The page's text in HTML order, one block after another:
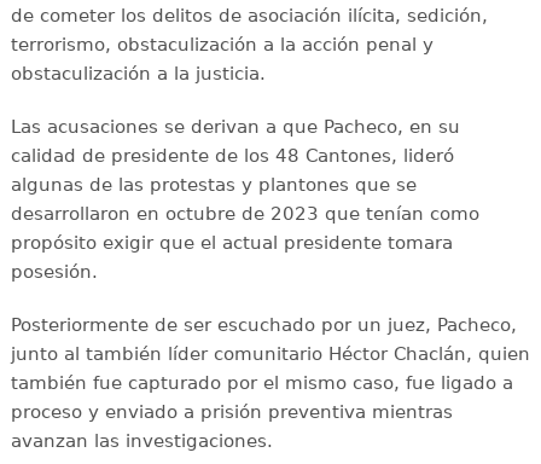
de cometer los delitos de asociación ilícita, sedición,
terrorismo, obstaculización a la acción penal y
obstaculización a la justicia.
Las acusaciones se derivan a que Pacheco, en su
calidad de presidente de los 48 Cantones, lideró
algunas de las protestas y plantones que se
desarrollaron en octubre de 2023 que tenían como
propósito exigir que el actual presidente tomara
posesión.
Posteriormente de ser escuchado por un juez, Pacheco,
junto al también líder comunitario Héctor Chaclán, quien
también fue capturado por el mismo caso, fue ligado a
proceso y enviado a prisión preventiva mientras
avanzan las investigaciones.